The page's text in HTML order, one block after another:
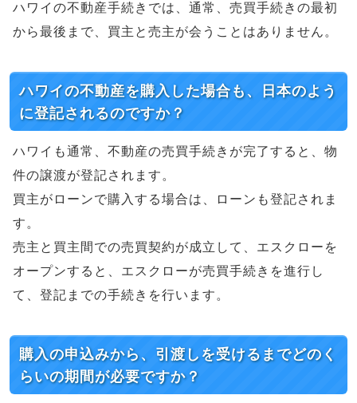
ハワイの不動産手続きでは、通常、売買手続きの最初
から最後まで、買主と売主が会うことはありません。
ハワイの不動産を購入した場合も、日本のよう
に登記されるのですか？
ハワイも通常、不動産の売買手続きが完了すると、物
件の譲渡が登記されます。
買主がローンで購入する場合は、ローンも登記されま
す。
売主と買主間での売買契約が成立して、エスクローを
オープンすると、エスクローが売買手続きを進行し
て、登記までの手続きを行います。
購入の申込みから、引渡しを受けるまでどのく
らいの期間が必要ですか？